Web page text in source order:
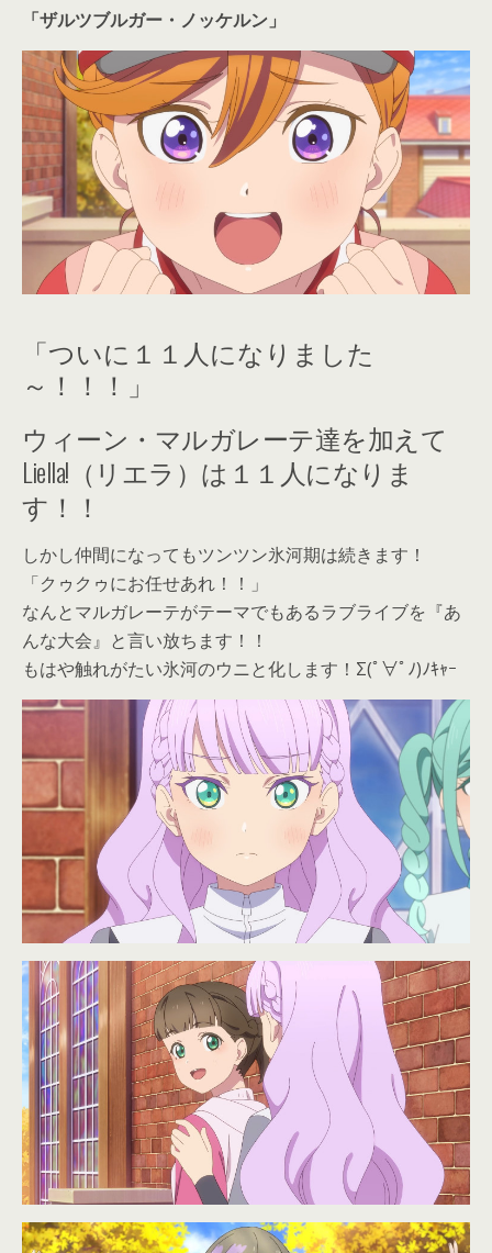
「ザルツブルガー・ノッケルン」
「ついに１１人になりました
～！！！」
ウィーン・マルガレーテ達を加えて
Liella!（リエラ）は１１人になりま
す！！
しかし仲間になってもツンツン氷河期は続きます！
「クゥクゥにお任せあれ！！」
なんとマルガレーテがテーマでもあるラブライブを『あ
んな大会』と言い放ちます！！
もはや触れがたい氷河のウニと化します！Σ(ﾟ∀ﾟﾉ)ﾉｷｬｰ